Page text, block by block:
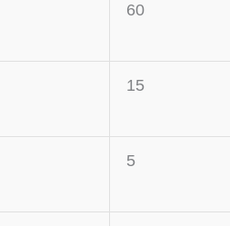
60
15
5